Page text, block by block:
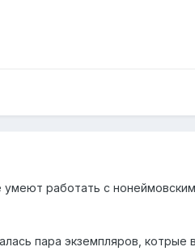
умеют работать с
пара экземпляров, котрые